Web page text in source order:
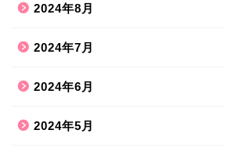
2024年8月
2024年7月
2024年6月
2024年5月